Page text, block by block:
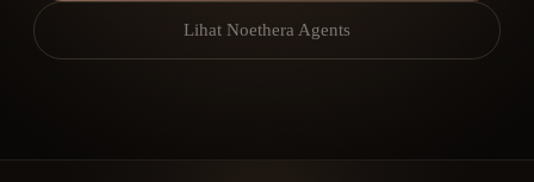
Lihat Noethera Agents